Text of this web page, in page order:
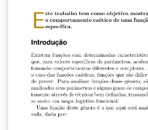
incluía todo o trabalho de
materiais (madeira, ferro)
intuito de toda esta
perspectiva, de num
todos os beneficiários do
com condições dignas de
preocupação é ajudar